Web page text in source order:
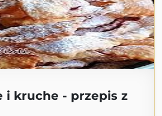
i kruche - przepis z